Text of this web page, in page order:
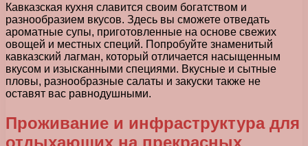
Кавказская кухня славится своим богатством и
разнообразием вкусов. Здесь вы сможете отведать
ароматные супы, приготовленные на основе свежих
овощей и местных специй. Попробуйте знаменитый
кавказский лагман, который отличается насыщенным
вкусом и изысканными специями. Вкусные и сытные
пловы, разнообразные салаты и закуски также не
оставят вас равнодушными.
Проживание и инфраструктура для
отдыхающих на прекрасных